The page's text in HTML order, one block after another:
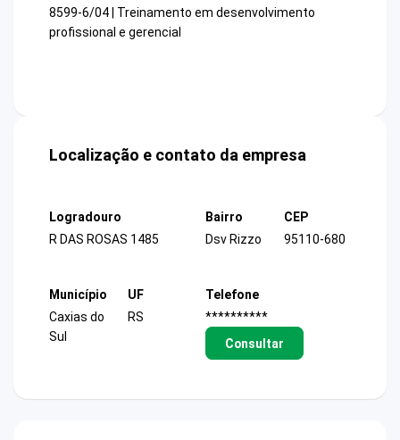
8599-6/04 | Treinamento em desenvolvimento
profissional e gerencial
Localização e contato da empresa
Logradouro
R DAS ROSAS 1485
Bairro
Dsv Rizzo
CEP
95110-680
Município
Caxias do
Sul
UF
RS
Telefone
**********
Consultar